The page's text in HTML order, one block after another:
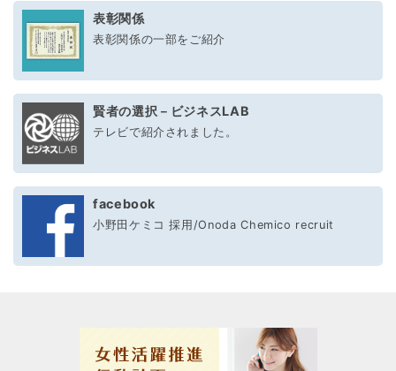
表彰関係
表彰関係の一部をご紹介
賢者の選択－ビジネスLAB
テレビで紹介されました。
facebook
小野田ケミコ 採用/Onoda Chemico recruit